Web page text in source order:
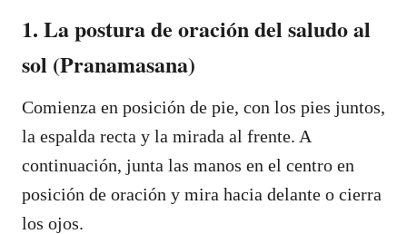
1. La postura de oración del saludo al
sol (Pranamasana)
Comienza en posición de pie, con los pies juntos,
la espalda recta y la mirada al frente. A
continuación, junta las manos en el centro en
posición de oración y mira hacia delante o cierra
los ojos.